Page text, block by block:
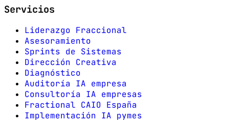
Servicios
Liderazgo Fraccional
Asesoramiento
Sprints de Sistemas
Dirección Creativa
Diagnóstico
Auditoría IA empresa
Consultoría IA empresas
Fractional CAIO España
Implementación IA pymes